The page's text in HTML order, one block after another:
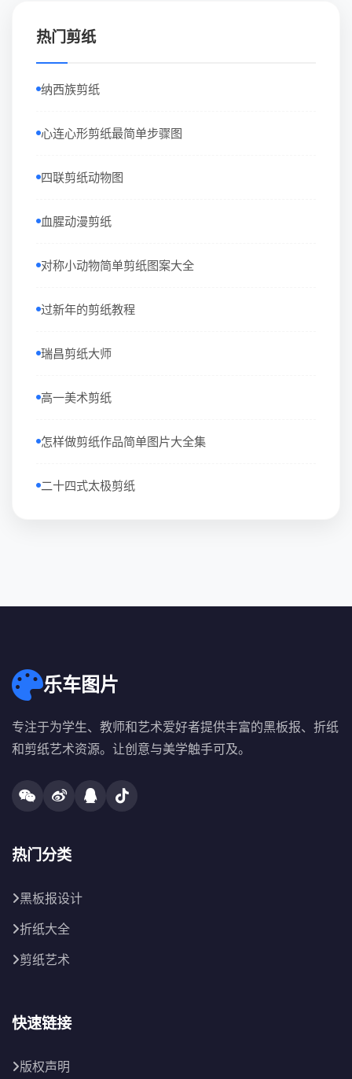
热门剪纸
纳西族剪纸
心连心形剪纸最简单步骤图
四联剪纸动物图
血腥动漫剪纸
对称小动物简单剪纸图案大全
过新年的剪纸教程
瑞昌剪纸大师
高一美术剪纸
怎样做剪纸作品简单图片大全集
二十四式太极剪纸
乐车图片
专注于为学生、教师和艺术爱好者提供丰富的黑板报、折纸
和剪纸艺术资源。让创意与美学触手可及。
热门分类
黑板报设计
折纸大全
剪纸艺术
快速链接
版权声明